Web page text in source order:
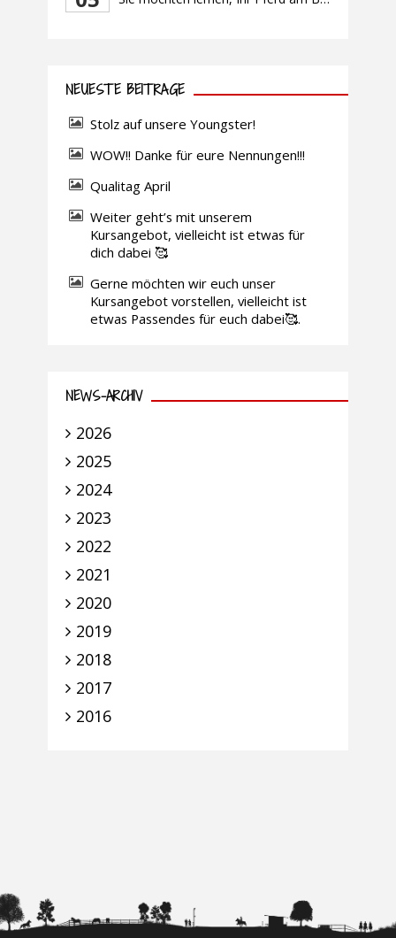
NEUESTE BEITRÄGE
Stolz auf unsere Youngster!
WOW!! Danke für eure Nennungen!!!
Qualitag April
Weiter geht’s mit unserem
Kursangebot, vielleicht ist etwas für
dich dabei 🥰
Gerne möchten wir euch unser
Kursangebot vorstellen, vielleicht ist
etwas Passendes für euch dabei🥰.
NEWS-ARCHIV
2026
2025
2024
2023
2022
2021
2020
2019
2018
2017
2016